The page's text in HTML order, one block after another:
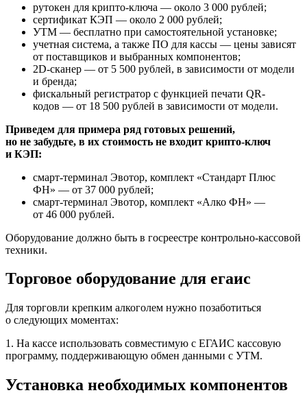
рутокен для крипто-ключа — около 3 000 рублей;
сертификат КЭП — около 2 000 рублей;
УТМ — бесплатно при самостоятельной установке;
учетная система, а также ПО для кассы — цены зависят
от поставщиков и выбранных компонентов;
2D-сканер — от 5 500 рублей, в зависимости от модели
и бренда;
фискальный регистратор с функцией печати QR-
кодов — от 18 500 рублей в зависимости от модели.
Приведем для примера ряд готовых решений,
но не забудьте, в их стоимость не входит крипто-ключ
и КЭП:
смарт-терминал Эвотор, комплект «Стандарт Плюс
ФН» — от 37 000 рублей;
смарт-терминал Эвотор, комплект «Алко ФН» —
от 46 000 рублей.
Оборудование должно быть в госреестре контрольно-кассовой
техники.
Торговое оборудование для егаис
Для торговли крепким алкоголем нужно позаботиться
о следующих моментах:
1. На кассе использовать совместимую с ЕГАИС кассовую
программу, поддерживающую обмен данными с УТМ.
Установка необходимых компонентов